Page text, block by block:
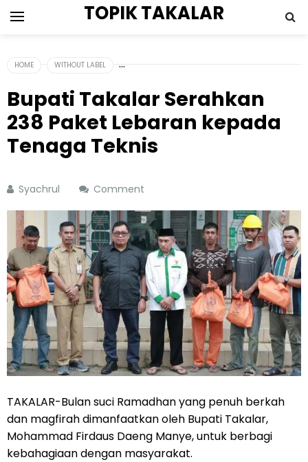
TOPIK TAKALAR
HOME WITHOUT LABEL
Bupati Takalar Serahkan
238 Paket Lebaran kepada
Tenaga Teknis
Syachrul Comment
TAKALAR-Bulan suci Ramadhan yang penuh berkah
dan magfirah dimanfaatkan oleh Bupati Takalar,
Mohammad Firdaus Daeng Manye, untuk berbagi
kebahagiaan dengan masyarakat.